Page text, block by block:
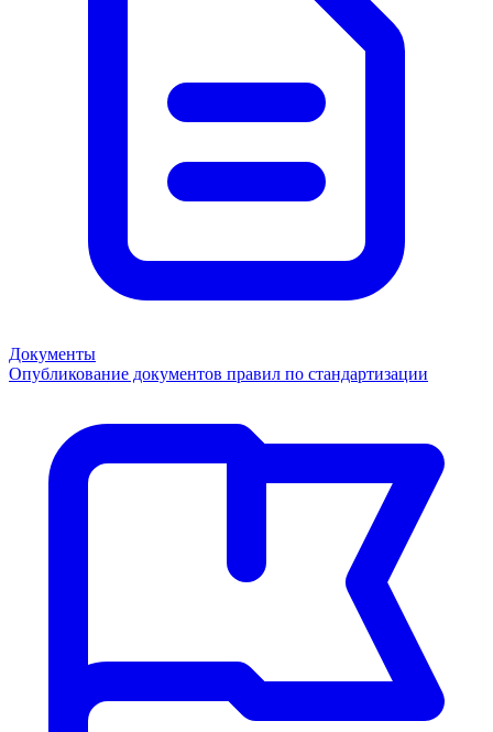
Документы
Опубликование документов правил по стандартизации